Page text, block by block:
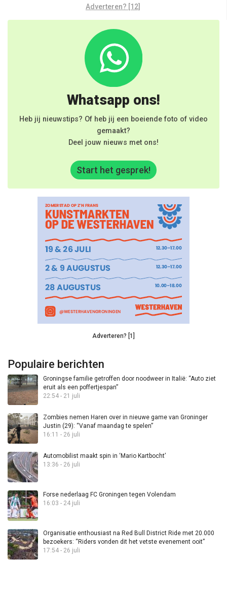
Adverteren? [12]
Whatsapp ons!
Heb jij nieuwstips? Of heb jij een boeiende foto of video
gemaakt?
Deel jouw nieuws met ons!
Start het gesprek!
Adverteren? [1]
Populaire berichten
Groningse familie getroffen door noodweer in Italië: “Auto ziet
eruit als een poffertjespan”
22:54 - 21 juli
Zombies nemen Haren over in nieuwe game van Groninger
Justin (29): “Vanaf maandag te spelen”
16:11 - 26 juli
Automobilist maakt spin in ‘Mario Kartbocht’
13:36 - 26 juli
Forse nederlaag FC Groningen tegen Volendam
16:03 - 24 juli
Organisatie enthousiast na Red Bull District Ride met 20.000
bezoekers: “Riders vonden dit het vetste evenement ooit”
17:54 - 26 juli